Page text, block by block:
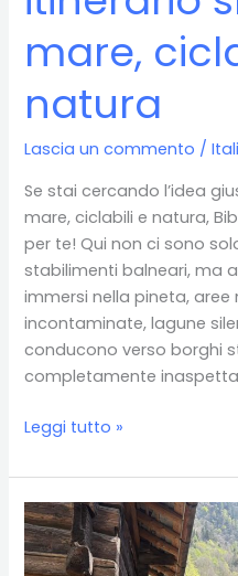
mare,
natura
Lascia un commento /
Se stai cercando l’idea
mare, ciclabili e natura,
per te! Qui non ci sono
stabilimenti balneari, ma
immersi nella pineta, aree
incontaminate, lagune
conducono verso borghi
completamente
Weekend
Bibione:
itinerario
slow
tra
Leggi tutto »